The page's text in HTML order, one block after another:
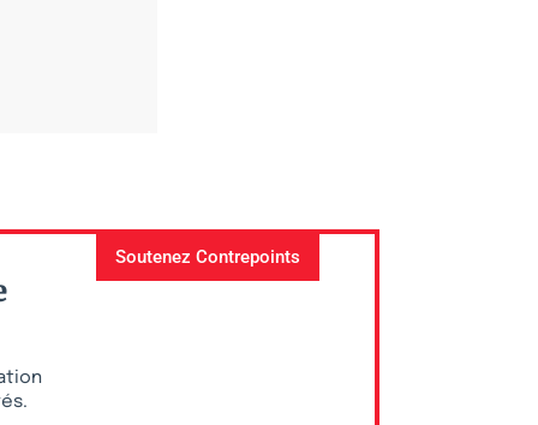
Soutenez Contrepoints